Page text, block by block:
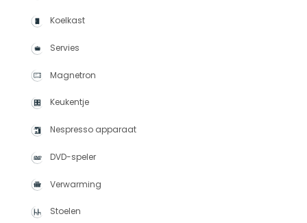
Koelkast
Servies
Magnetron
Keukentje
Nespresso apparaat
DVD-speler
Verwarming
Stoelen